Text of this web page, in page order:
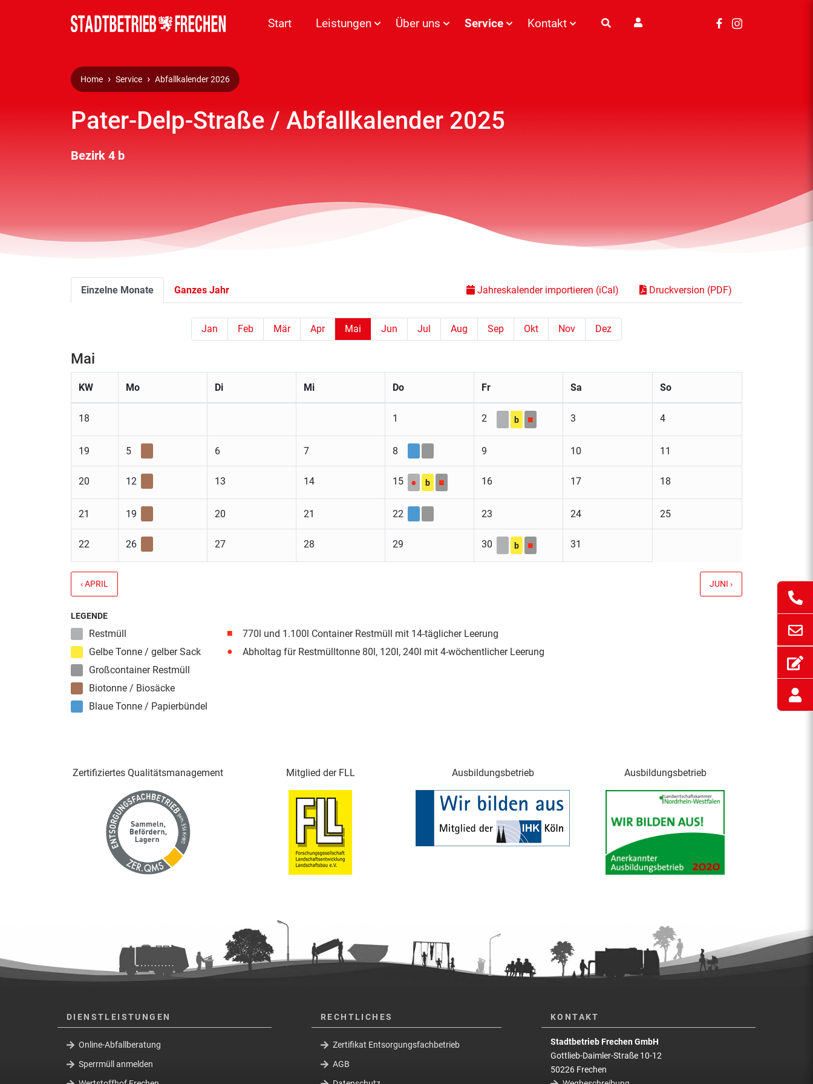
Start Leistungen Über uns Service Kontakt
Home Service Abfallkalender 2026
Pater-Delp-Straße / Abfallkalender 2025
Bezirk 4 b
Einzelne Monate Ganzes Jahr Jahreskalender importieren (iCal) Druckversion (PDF)
Jan Feb Mär Apr Mai Jun Jul Aug Sep Okt Nov Dez
Mai
KW Mo Di Mi Do Fr Sa So
18 1 2 b ■ 3 4
19 5 6 7 8 9 10 11
20 12 13 14 15 ● b ■ 16 17 18
21 19 20 21 22 23 24 25
22 26 27 28 29 30 b ■ 31
‹ APRIL JUNI ›
LEGENDE
Restmüll
Gelbe Tonne / gelber Sack
Großcontainer Restmüll
Biotonne / Biosäcke
Blaue Tonne / Papierbündel
■
770l und 1.100l Container Restmüll mit 14-täglicher Leerung
●
Abholtag für Restmülltonne 80l, 120l, 240l mit 4-wöchentlicher Leerung
Zertifiziertes Qualitäts­management Mitglied der FLL Ausbildungsbetrieb Ausbildungsbetrieb
DIENSTLEISTUNGEN
Online-Abfallberatung
Sperrmüll anmelden
RECHTLICHES
Zertifikat Entsorgungsfachbetrieb
AGB
KONTAKT
Stadtbetrieb Frechen GmbH
Gottlieb-Daimler-Straße 10-12
50226 Frechen